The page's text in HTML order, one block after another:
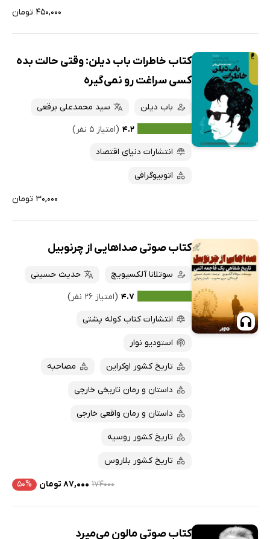
۴۵۰,۰۰۰ تومان
کتاب خاطرات باب دیلن: وقتی حالت بده
کسی سراغت رو نمی‌گیره
باب دیلن
سید محمدعلی برقعی
۴.۲ (امتیاز ۵ نفر)
انتشارات دنیای اقتصاد
اتوبیوگرافی
۳۰,۰۰۰ تومان
کتاب صوتی صداهایی از چرنوبیل
سوتلانا آلکسیویچ
حدیث حسینی
۴.۷ (امتیاز ۲۶ نفر)
انتشارات کتاب کوله پشتی
استودیو نوار
تاریخ کشور اوکراین مصاحبه
داستان و رمان تاریخی خارجی
داستان و رمان واقعی خارجی
تاریخ کشور روسیه
تاریخ کشور بلاروس
۱۷۴۰۰۰ ۸۷,۰۰۰ تومان ۵۰%
کتاب صوتی مالون می‌میرد